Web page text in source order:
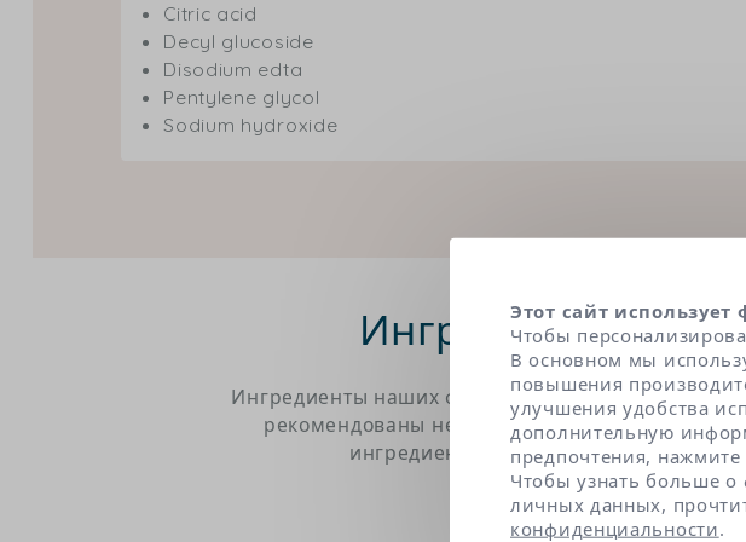
Citric acid
Decyl glucoside
Disodium edta
Pentylene glycol
Sodium hydroxide
Ингредиенты под
Ингредиенты наших формул были отобраны в
рекомендованы независимыми экспертами.
ингредиентов. Щелкнув по названию,
Этот сайт
Чтобы
В основном мы
повышения
улучшения удобства
дополнительную
предпочтения, нажмите
Чтобы узнать больше
личных данных,
конфиденциальности.